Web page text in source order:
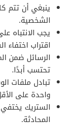
ينبغي أن تتم
الشخصية.
يجب الانتباه
اقتراب اختفاء
الرسائل ضمن
تحتسب أبدًا.
تبادل ملفات
واحدة على
المحادثة.